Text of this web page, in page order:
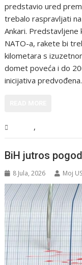
predstavio ured
trebalo raspravljati
Ankari. Predstavljene
NATO-a, rakete bi
kilometara s
domet poveća i do
inicijativa
,
BiH jutros
8 Jula, 2026 Moj